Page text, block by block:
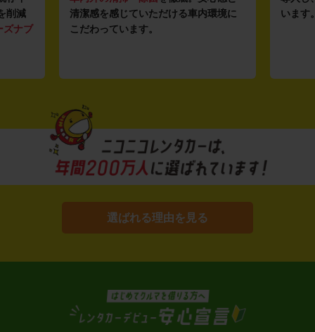
削減
ズナブ
清潔感を感じていただける車内環境に
こだわっています。
います
選ばれる理由を見る